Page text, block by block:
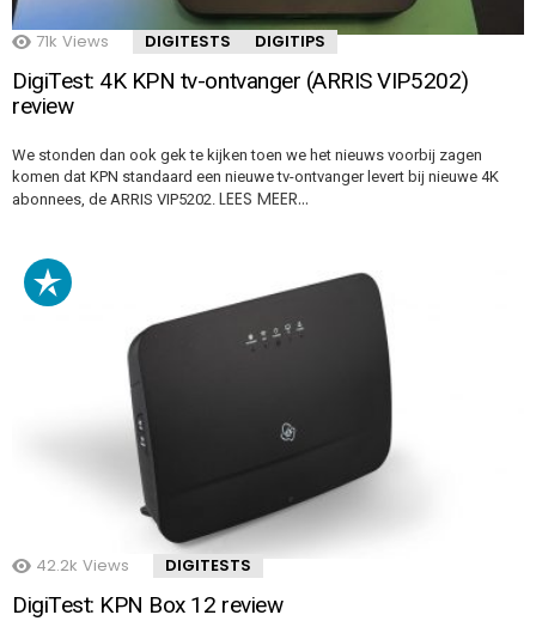
71k Views DIGITESTS DIGITIPS
DigiTest: 4K KPN tv-ontvanger (ARRIS VIP5202)
review
We stonden dan ook gek te kijken toen we het nieuws voorbij zagen
komen dat KPN standaard een nieuwe tv-ontvanger levert bij nieuwe 4K
abonnees, de ARRIS VIP5202. LEES MEER…
42.2k Views DIGITESTS
DigiTest: KPN Box 12 review